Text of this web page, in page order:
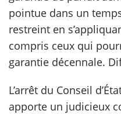
pointue dans un
restreint en
compris ceux qui
garantie décennale.
L’arrêt du Conseil
apporte un judicieux